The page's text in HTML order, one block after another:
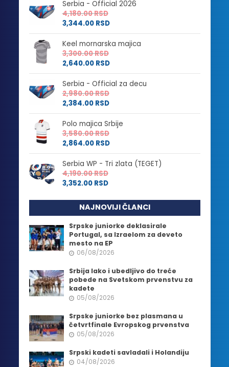
Serbia - Official 2026
4,180.00RSD
3,344.00 RSD
Keel mornarska majica
3,300.00RSD
2,640.00 RSD
Serbia - Official za decu
2,980.00RSD
2,384.00 RSD
Polo majica Srbije
3,580.00RSD
2,864.00 RSD
Serbia WP - Tri zlata (TEGET)
4,190.00RSD
3,352.00 RSD
NAJNOVIJI ČLANCI
Srpske juniorke deklasirale
Portugal, sa Izraelom za deveto
mesto na EP
06/08/2026
Srbija lako i ubedljivo do treće
pobede na Svetskom prvenstvu za
kadete
05/08/2026
Srpske juniorke bez plasmana u
četvrtfinale Evropskog prvenstva
05/08/2026
Srpski kadeti savladali i Holandiju
04/08/2026